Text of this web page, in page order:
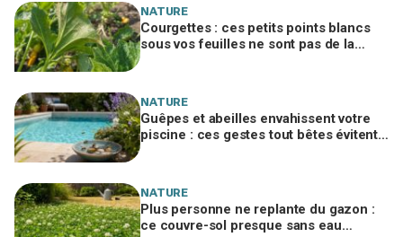
NATURE
Courgettes : ces petits points blancs
sous vos feuilles ne sont pas de la
NATURE
Guêpes et abeilles envahissent votre
piscine : ces gestes tout bêtes évitent
NATURE
Plus personne ne replante du gazon :
ce couvre-sol presque sans eau